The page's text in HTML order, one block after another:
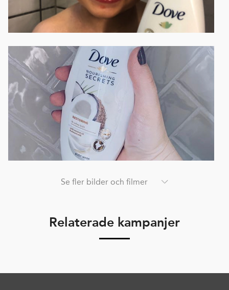
Se fler bilder och filmer
Relaterade kampanjer